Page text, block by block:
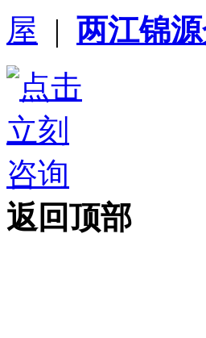
屋 | 两江锦
返回顶部